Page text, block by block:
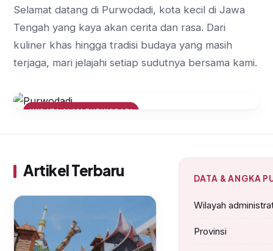
Selamat datang di Purwodadi, kota kecil di Jawa
Tengah yang kaya akan cerita dan rasa. Dari
kuliner khas hingga tradisi budaya yang masih
terjaga, mari jelajahi setiap sudutnya bersama kami.
WISATA ALAM PURWODADI
Andalan Purwodadi
Artikel Terbaru DATA & ANGKA
Wilayah
Provinsi